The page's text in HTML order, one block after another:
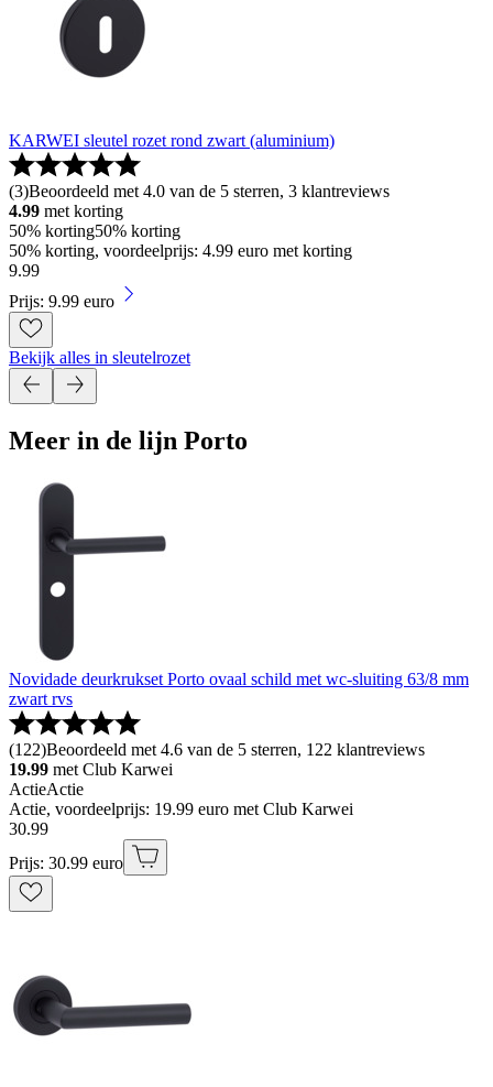
KARWEI sleutel rozet rond zwart (aluminium)
(3)Beoordeeld met 4.0 van de 5 sterren, 3 klantreviews
4.99 met korting
50% korting50% korting
50% korting, voordeelprijs: 4.99 euro met korting
9.99
Prijs: 9.99 euro
Bekijk alles in sleutelrozet
Meer in de lijn Porto
Novidade deurkrukset Porto ovaal schild met wc-sluiting 63/8 mm
zwart rvs
(122)Beoordeeld met 4.6 van de 5 sterren, 122 klantreviews
19.99 met Club Karwei
ActieActie
Actie, voordeelprijs: 19.99 euro met Club Karwei
30.99
Prijs: 30.99 euro